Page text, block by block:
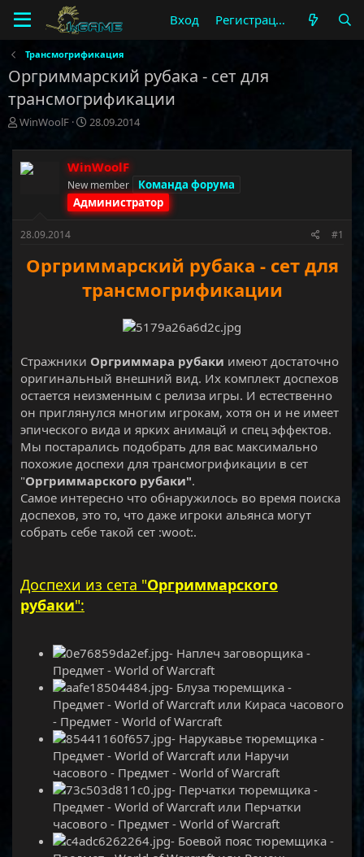
Вход Регистрация
Трансмогрификация
Оргриммарский рубака - сет для
трансмогрификации
А
т
о
р
ы
WinWoolF
Д
т
а
н
а
ч
28.09.2014
WinWoolF
New member
Команда форума
Администратор
28.09.2014 #1
Оргриммарский рубака - сет для
трансмогрификации
Стражники Оргриммара рубаки имеют достаточно
оригинальный внешний вид. Их комплект доспехов
остается неизменным с релиза игры. И естественно
он приглянулся многим игрокам, хотя он и не имеет
эпического вида и ярких анимацй и спец эффектов.
Мы постарались подобрать для вас максимально
похожие доспехи для трансмогрификации в сет
"Оргриммарского рубаки".
Самое интересно что обнаружилось во время поиска
доспехов, это то, что даже игроки альянса могут
собрать себе такой сет :woot:.
Доспехи из сета "Оргриммарского
рубаки":
- Наплеч заговорщика -
Предмет - World of Warcraft
- Блуза тюремщика -
Предмет - World of Warcraft или Кираса часового
- Предмет - World of Warcraft
- Нарукавье тюремщика -
Предмет - World of Warcraft или Наручи
часового - Предмет - World of Warcraft
- Перчатки тюремщика -
Предмет - World of Warcraft или Перчатки
часового - Предмет - World of Warcraft
- Боевой пояс тюремщика -